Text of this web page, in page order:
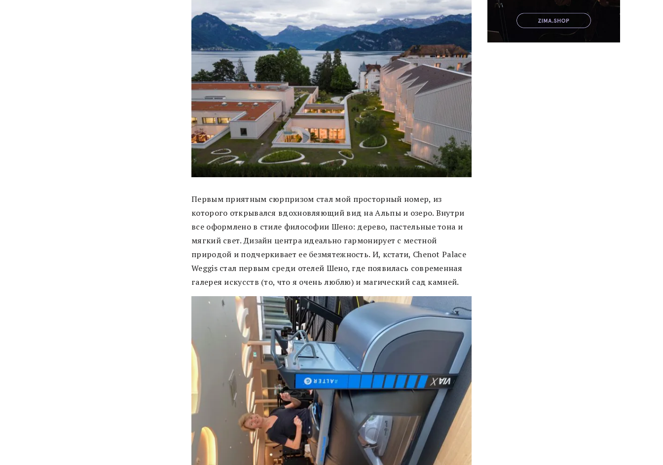
Первым приятным сюрпризом стал мой просторный номер, из
которого открывался вдохновляющий вид на Альпы и озеро. Внутри
все оформлено в стиле философии Шено: дерево, пастельные тона и
мягкий свет. Дизайн центра идеально гармонирует с местной
природой и подчеркивает ее безмятежность. И, кстати, Chenot Palace
Weggis стал первым среди отелей Шено, где появилась современная
галерея искусств (то, что я очень люблю) и магический сад камней.